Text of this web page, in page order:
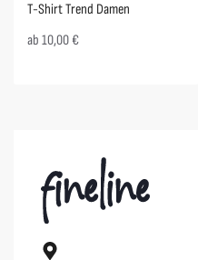
T-Shirt Trend Damen
ab 10,00 €